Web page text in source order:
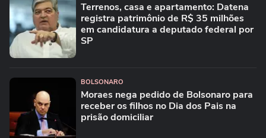
Terrenos, casa e apartamento: Datena
registra patrimônio de R$ 35 milhões
em candidatura a deputado federal por
SP
BOLSONARO
Moraes nega pedido de Bolsonaro para
receber os filhos no Dia dos Pais na
prisão domiciliar